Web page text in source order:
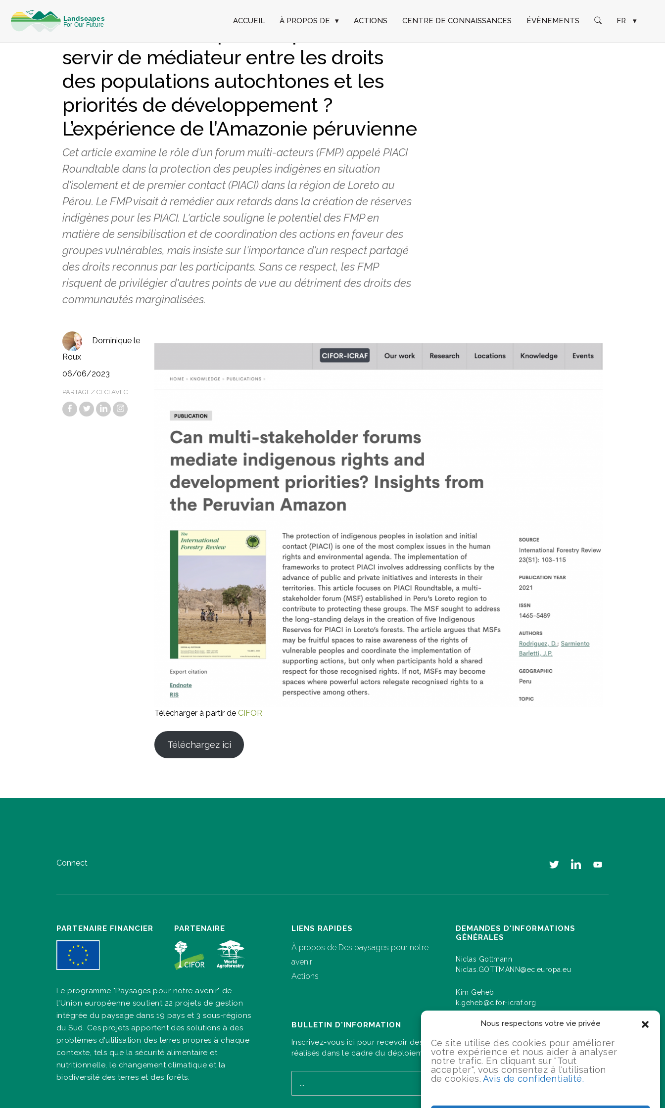
Nous respectons votre vie privée
Ce site utilise des cookies pour améliorer
votre expérience et nous aider à analyser
notre trafic. En cliquant sur "Tout
accepter", vous consentez à l'utilisation
de cookies.Avis de confidentialité.
ACCUEIL À PROPOS DE ▾ ACTIONS CENTRE DE CONNAISSANCES ÉVÈNEMENTS FR ▾
Les forums multipartites peuvent-ils
servir de médiateur entre les droits
des populations autochtones et les
priorités de développement ?
L’expérience de l’Amazonie péruvienne
Cet article examine le rôle d'un forum multi-acteurs (FMP) appelé PIACI
Roundtable dans la protection des peuples indigènes en situation
d'isolement et de premier contact (PIACI) dans la région de Loreto au
Pérou. Le FMP visait à remédier aux retards dans la création de réserves
indigènes pour les PIACI. L'article souligne le potentiel des FMP en
matière de sensibilisation et de coordination des actions en faveur des
groupes vulnérables, mais insiste sur l'importance d'un respect partagé
des droits reconnus par les participants. Sans ce respect, les FMP
risquent de privilégier d'autres points de vue au détriment des droits des
communautés marginalisées.
Dominique le
Roux
06/06/2023
PARTAGEZ CECI AVEC
Télécharger à partir de CIFOR
Téléchargez ici
Connect
PARTENAIRE FINANCIER PARTENAIRE
Le programme "Paysages pour notre avenir" de
l'Union européenne soutient 22 projets de gestion
intégrée du paysage dans 19 pays et 3 sous-régions
du Sud. Ces projets apportent des solutions à des
problèmes d'utilisation des terres propres à chaque
contexte, tels que la sécurité alimentaire et
nutritionnelle, le changement climatique et la
biodiversité des terres et des forêts.
LIENS RAPIDES
À propos de Des paysages pour notre
avenir
Actions
DEMANDES D'INFORMATIONS
GÉNÉRALES
Niclas Gottmann
Niclas.GOTTMANN@ec.europa.eu
Kim Geheb
k.geheb@cifor-icraf.org
BULLETIN D'INFORMATION
Inscrivez-vous ici pour recevoir des informations sur les événements et les progrès
réalisés dans le cadre du déploiement du programme "Paysages pour notre avenir".
S'INSCRIRE